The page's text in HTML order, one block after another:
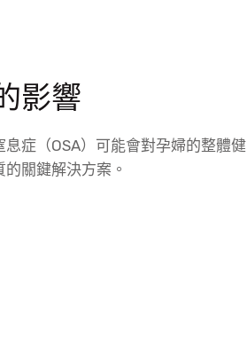
影響
症（OSA）可能會對孕婦的整體健
關鍵解決方案。